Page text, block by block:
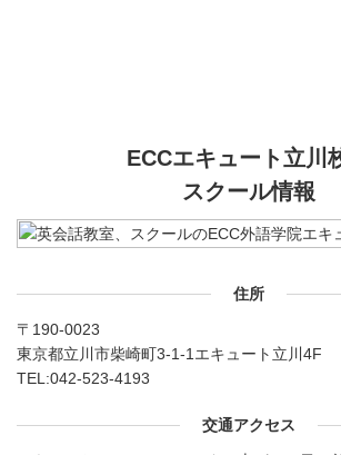
ECCエキュート立川
スクール情報
住所
〒190-0023
東京都立川市柴崎町3-1-1エキュート立川4F
TEL:042-523-4193
交通アクセス